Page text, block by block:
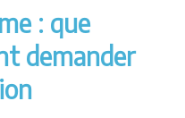
: que
demander